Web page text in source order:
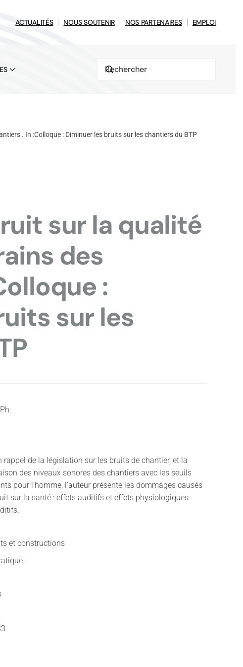
ACTUALITÉS NOUS SOUTENIR NOS PARTENAIRES EMPLOI
. In :Colloque : Diminuer les bruits sur les chantiers du BTP
sur la qualité
des
:
sur les
rappel de la législation sur les bruits de chantier, et la
des niveaux sonores des chantiers avec les seuils
pour l'homme, l'auteur présente les dommages causés
sur la santé : effets auditifs et effets physiologiques
et constructions